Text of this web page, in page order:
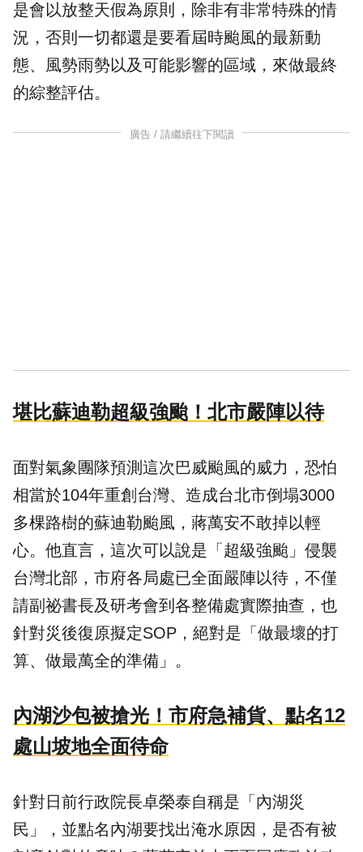
是會以放整天假為原則，除非有非常特殊的情
況，否則一切都還是要看屆時颱風的最新動
態、風勢雨勢以及可能影響的區域，來做最終
的綜整評估。
廣告 / 請繼續往下閱讀
堪比蘇迪勒超級強颱！北市嚴陣以待
面對氣象團隊預測這次巴威颱風的威力，恐怕
相當於104年重創台灣、造成台北市倒塌3000
多棵路樹的蘇迪勒颱風，蔣萬安不敢掉以輕
心。他直言，這次可以說是「超級強颱」侵襲
台灣北部，市府各局處已全面嚴陣以待，不僅
請副祕書長及研考會到各整備處實際抽查，也
針對災後復原擬定SOP，絕對是「做最壞的打
算、做最萬全的準備」。
內湖沙包被搶光！市府急補貨、點名12
處山坡地全面待命
針對日前行政院長卓榮泰自稱是「內湖災
民」，並點名內湖要找出淹水原因，是否有被